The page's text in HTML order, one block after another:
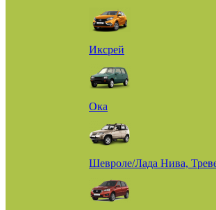
Иксрей
Ока
Шевроле/Лада Нива,